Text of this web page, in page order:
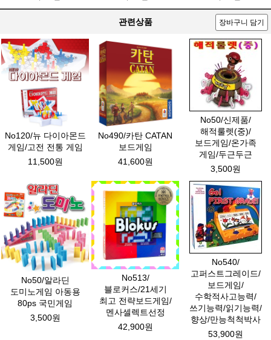
관련상품 장바구니 담기
No120/뉴 다이아몬드
게임/고전 전통 게임
11,500원
No490/카탄 CATAN
보드게임
41,600원
No50/신제품/
해적룰렛(중)/
보드게임/온가족
게임/두근두근
3,500원
No50/알라딘
도미노게임 아동용
80ps 국민게임
3,500원
No513/
블로커스/21세기
최고 전략보드게임/
멘사셀렉트선정
42,900원
No540/
고퍼스트그레이드/
보드게임/
수학적사고능력/
쓰기능력/읽기능력/
향상/만능척척박사
53,900원